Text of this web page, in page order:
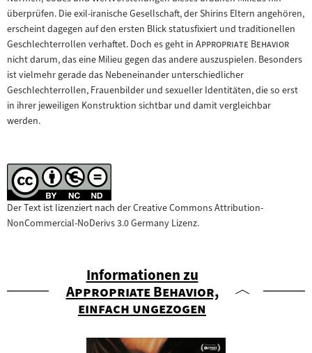
überprüfen. Die exil-iranische Gesellschaft, der Shirins Eltern angehören,
erscheint dagegen auf den ersten Blick statusfixiert und traditionellen
Geschlechterrollen verhaftet. Doch es geht in "
Appropriate Behavior"
nicht darum, das eine Milieu gegen das andere auszuspielen. Besonders
ist vielmehr gerade das Nebeneinander unterschiedlicher
Geschlechterrollen, Frauenbilder und sexueller Identitäten, die so erst
in ihrer jeweiligen Konstruktion sichtbar und damit vergleichbar
werden.
Der Text ist lizenziert nach der Creative Commons Attribution-
NonCommercial-NoDerivs 3.0 Germany Lizenz.
Informationen zu
"
Appropriate Behavior,
einfach ungezogen